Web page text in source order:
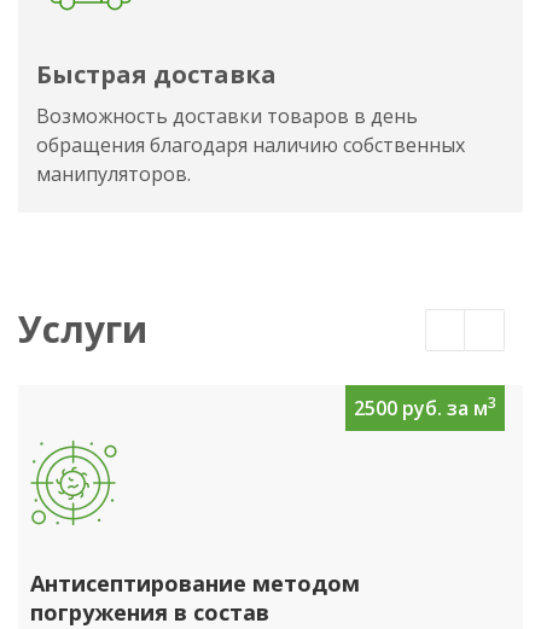
Быстрая доставка
Возможность доставки товаров в день
обращения благодаря наличию собственных
манипуляторов.
Услуги
2500 руб. за м3
Антисептирование методом
погружения в состав